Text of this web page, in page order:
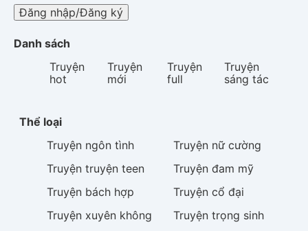
Đăng nhập/Đăng ký
Danh sách
Truyện
hot
Truyện
mới
Truyện
full
Truyện
sáng tác
Thể loại
Truyện ngôn tình Truyện nữ cường
Truyện truyện teen Truyện đam mỹ
Truyện bách hợp Truyện cổ đại
Truyện xuyên không Truyện trọng sinh